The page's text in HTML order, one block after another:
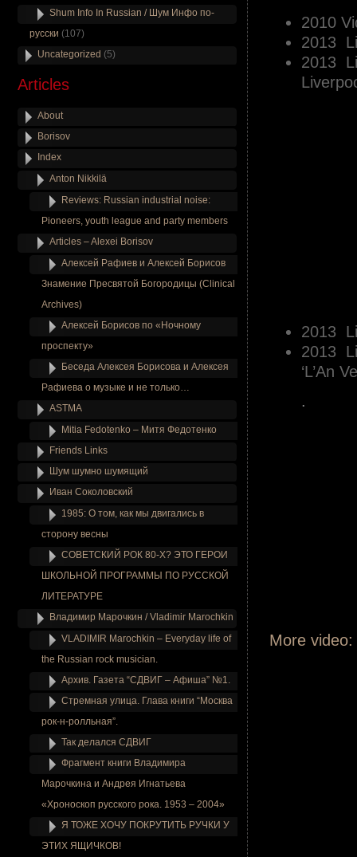
2010
2013
2013
2013
2013
‘L’An
.
More
Shum Info In Russian / Шум Инфо по-
русски (107)
Uncategorized (5)
Articles
About
Borisov
Index
Anton Nikkilä
Reviews: Russian industrial noise:
Pioneers, youth league and party members
Articles – Alexei Borisov
Алексей Рафиев и Алексей Борисов
Знамение Пресвятой Богородицы (Clinical
Archives)
Алексей Борисов по «Ночному
проспекту»
Беседа Алексея Борисова и Алексея
Рафиева о музыке и не только…
ASTMA
Mitia Fedotenko – Митя Федотенко
Friends Links
Шум шумно шумящий
Иван Соколовский
1985: О том, как мы двигались в
сторону весны
СОВЕТСКИЙ РОК 80-Х? ЭТО ГЕРОИ
ШКОЛЬНОЙ ПРОГРАММЫ ПО РУССКОЙ
ЛИТЕРАТУРЕ
Владимир Марочкин / Vladimir Marochkin
VLADIMIR Marochkin – Everyday life of
the Russian rock musician.
Архив. Газета “СДВИГ – Афиша” №1.
Стремная улица. Глава книги “Москва
рок-н-ролльная”.
Так делался СДВИГ
Фрагмент книги Владимира
Марочкина и Андрея Игнатьева
«Хроноскоп русского рока. 1953 – 2004»
Я ТОЖЕ ХОЧУ ПОКРУТИТЬ РУЧКИ У
ЭТИХ ЯЩИЧКОВ!